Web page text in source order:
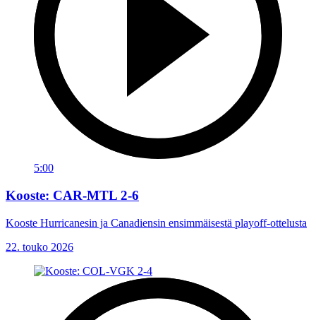
5:00
Kooste: CAR-MTL 2-6
Kooste Hurricanesin ja Canadiensin ensimmäisestä playoff-ottelusta
22. touko 2026